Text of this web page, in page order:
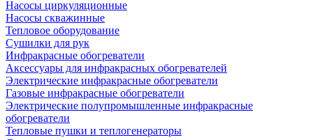
Насосы циркуляционные
Насосы скважинные
Тепловое оборудование
Сушилки для рук
Инфракрасные обогреватели
Аксессуары для инфракрасных обогревателей
Электрические инфракрасные обогреватели
Газовые инфракрасные обогреватели
Электрические полупромышленные инфракрасные
обогреватели
Тепловые пушки и теплогенераторы